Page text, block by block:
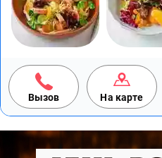
Вызов На карте